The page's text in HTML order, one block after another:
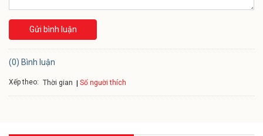
Gửi bình luận
(0) Bình luận
Xếp theo: Thời gian Số người thích